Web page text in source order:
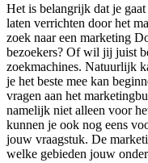
Het is belangrijk dat je
laten verrichten door het
zoek naar een marketing
bezoekers? Of wil jij juist
zoekmachines. Natuurlijk
je het beste mee kan
vragen aan het
namelijk niet alleen voor
kunnen je ook nog eens
jouw vraagstuk. De
welke gebieden jouw